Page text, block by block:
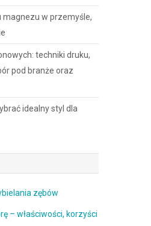
w przemyśle,
techniki druku,
pod branże oraz
idealny styl dla
zębów
– właściwości, korzyści